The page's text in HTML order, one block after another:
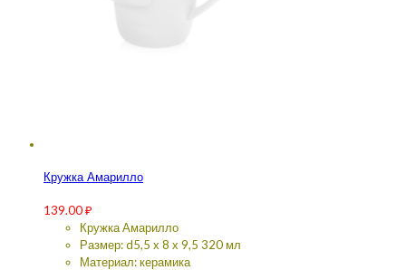
Кружка Амарилло
139.00₽
Кружка Амарилло
Размер: d5,5 х 8 х 9,5 320 мл
Материал: керамика